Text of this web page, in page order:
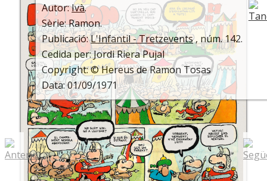
Autor:Ivà.
Sèrie: Ramon.
Publicació:L'Infantil - Tretzevents, núm. 142.
Cedida per: Jordi Riera Pujal
Copyright: © Hereus de Ramon Tosas
Data: 01/09/1971